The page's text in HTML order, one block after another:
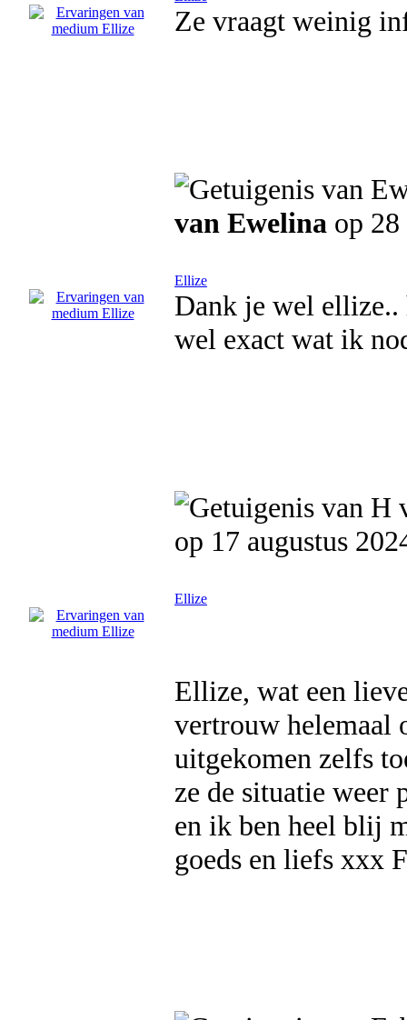
Ze vraagt weinig
van Ewelina op
Ellize
Dank je wel ellize..
wel exact wat ik
op 17 augustus
Ellize
Ellize, wat een
vertrouw helemaal
uitgekomen zelfs
ze de situatie weer
en ik ben heel blij
goeds en liefs xxx